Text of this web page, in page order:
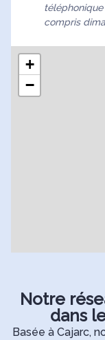
compris
+
−
Notre
dans
Basée à Cajarc,